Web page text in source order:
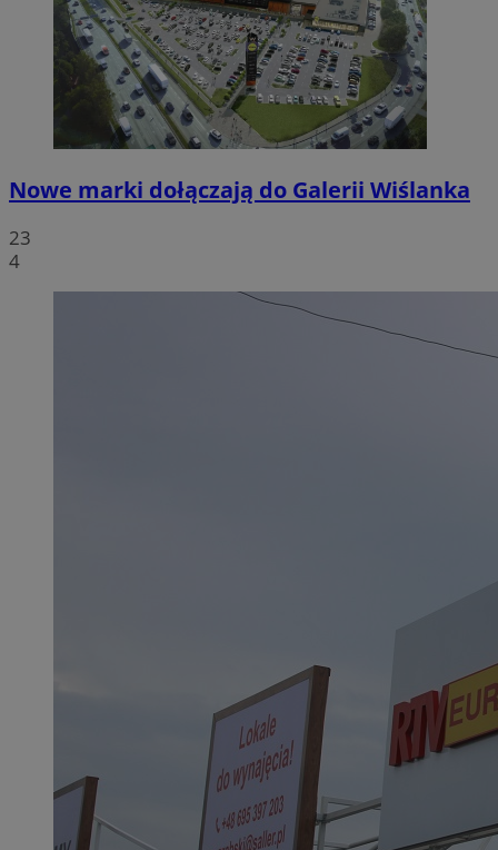
Nowe marki dołączają do Galerii Wiślanka
23
4